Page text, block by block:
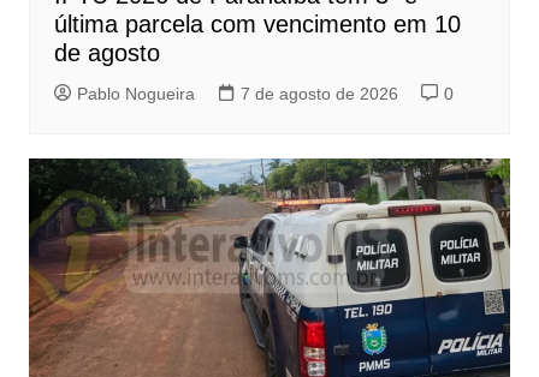
última parcela com vencimento em 10
de agosto
Pablo Nogueira 7 de agosto de 2026 0